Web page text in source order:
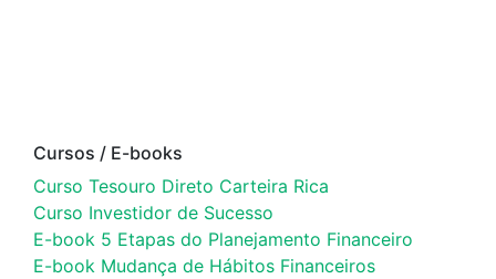
Cursos / E-books
Curso Tesouro Direto Carteira Rica
Curso Investidor de Sucesso
E-book 5 Etapas do Planejamento Financeiro
E-book Mudança de Hábitos Financeiros